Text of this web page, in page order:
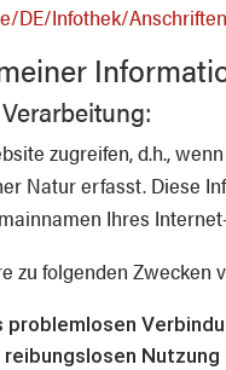
DE/Infothek/
zugreifen, d.h.,
Natur erfasst. Diese
Ihres
zu folgenden Zwecken